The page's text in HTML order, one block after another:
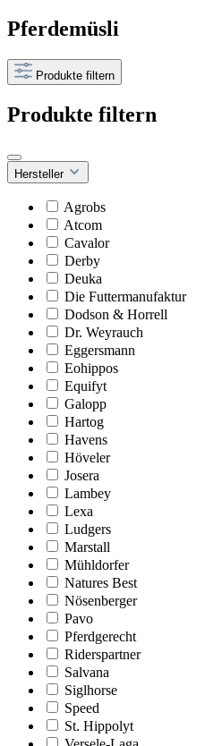
Pferdemüsli
Produkte filtern
Produkte filtern
Hersteller
Agrobs
Atcom
Cavalor
Derby
Deuka
Die Futtermanufaktur
Dodson & Horrell
Dr. Weyrauch
Eggersmann
Eohippos
Equifyt
Galopp
Hartog
Havens
Höveler
Josera
Lambey
Lexa
Ludgers
Marstall
Mühldorfer
Natures Best
Nösenberger
Pavo
Pferdgerecht
Riderspartner
Salvana
Siglhorse
Speed
St. Hippolyt